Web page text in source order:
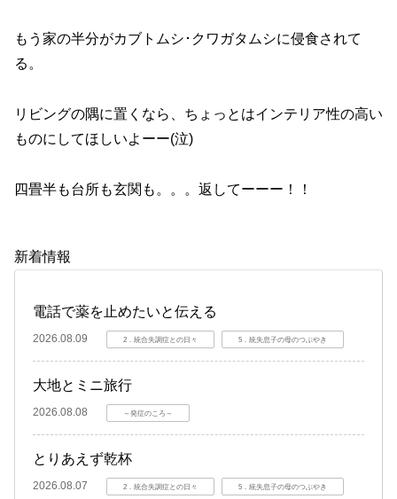
もう家の半分がカブトムシ･クワガタムシに侵食されて
る。
リビングの隅に置くなら、ちょっとはインテリア性の高い
ものにしてほしいよーー(泣)
四畳半も台所も玄関も。。。返してーーー！！
新着情報
電話で薬を止めたいと伝える
2026.08.09 2．統合失調症との日々 5．統失息子の母のつぶやき
大地とミニ旅行
2026.08.08 ～発症のころ～
とりあえず乾杯
2026.08.07 2．統合失調症との日々 5．統失息子の母のつぶやき